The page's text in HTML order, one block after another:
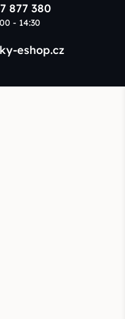
877 380
- 14:30
eshop.cz